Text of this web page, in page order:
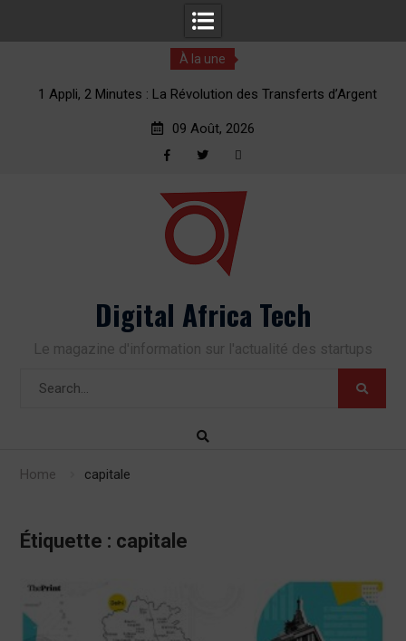
À la une
1 Appli, 2 Minutes : La Révolution des Transferts d’Argent
09 Août, 2026
Digital Africa Tech
Le magazine d'information sur l'actualité des startups
Home capitale
Étiquette : capitale